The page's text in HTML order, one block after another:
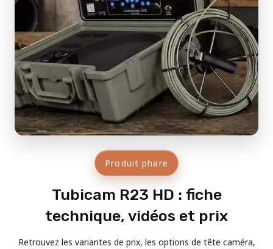
Produit phare
Tubicam R23 HD : fiche
technique, vidéos et prix
Retrouvez les variantes de prix, les options de tête caméra,